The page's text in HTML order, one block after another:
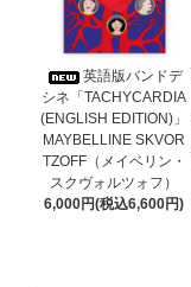
英語版バンドデ
シネ「TACHYCARDIA
(ENGLISH EDITION)」
MAYBELLINE SKVOR
TZOFF（メイベリン・
スクヴォルツォフ）
6,000円(税込6,600円)